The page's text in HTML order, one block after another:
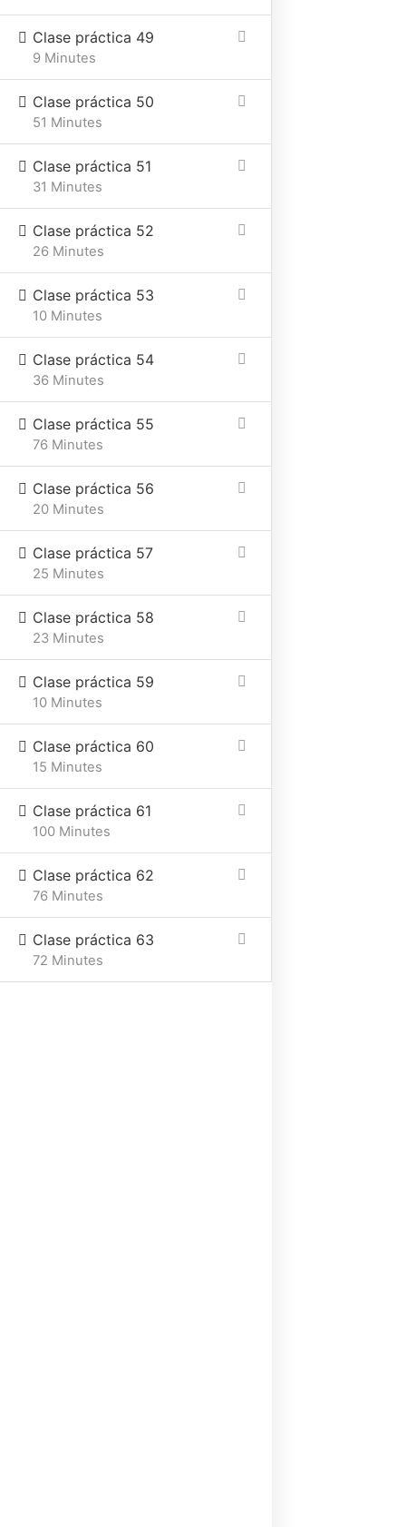
Clase práctica 49
9 Minutes
Clase práctica 50
51 Minutes
Clase práctica 51
31 Minutes
Clase práctica 52
26 Minutes
Clase práctica 53
10 Minutes
Clase práctica 54
36 Minutes
Clase práctica 55
76 Minutes
Clase práctica 56
20 Minutes
Clase práctica 57
25 Minutes
Clase práctica 58
23 Minutes
Clase práctica 59
10 Minutes
Clase práctica 60
15 Minutes
Clase práctica 61
100 Minutes
Clase práctica 62
76 Minutes
Clase práctica 63
72 Minutes